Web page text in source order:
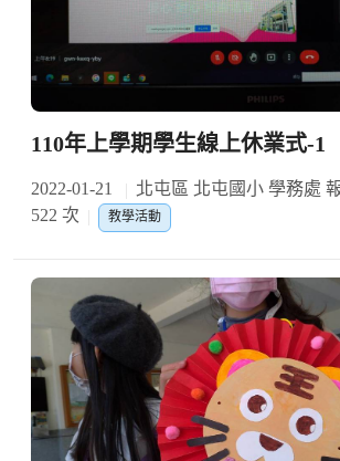
110年上學期學生線上休業式-1
2022-01-21 北屯區 北屯國小 學務處
522 次
教學活動